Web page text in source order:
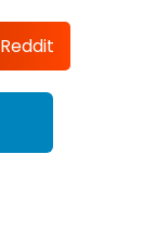
Reddit